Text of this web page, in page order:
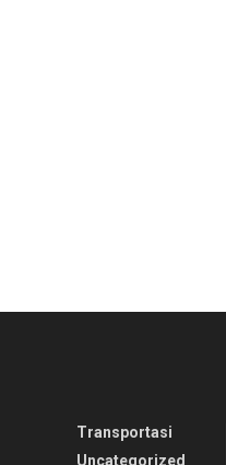
Transportasi
Uncategorized